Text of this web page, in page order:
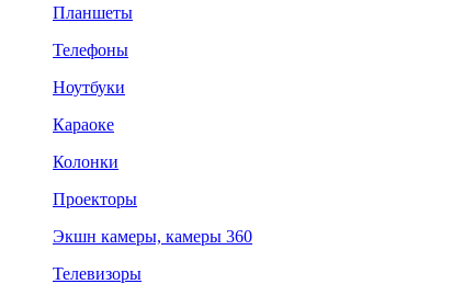
Планшеты
Телефоны
Ноутбуки
Караоке
Колонки
Проекторы
Экшн камеры, камеры 360
Телевизоры